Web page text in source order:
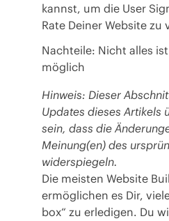
kannst, um die User
Rate Deiner Website zu
Nachteile: Nicht alles
möglich
Hinweis: Dieser
Updates dieses Artikels
sein, dass die
Meinung(en) des
widerspiegeln.
Die meisten Website
ermöglichen es Dir,
box“ zu erledigen. Du